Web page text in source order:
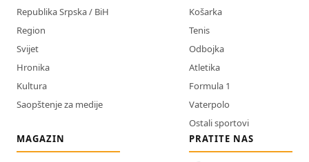
Republika Srpska / BiH
Region
Svijet
Hronika
Kultura
Saopštenje za medije
Košarka
Tenis
Odbojka
Atletika
Formula 1
Vaterpolo
Ostali sportovi
MAGAZIN
PRATITE NAS